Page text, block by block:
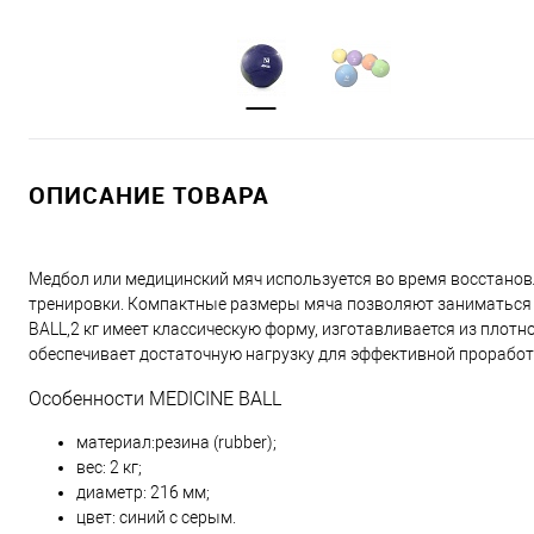
ОПИСАНИЕ ТОВАРА
Медбол или медицинский мяч используется во время
тренировки. Компактные размеры мяча позволяют заниматься
BALL,2 кг имеет классическую форму, изготавливается из
обеспечивает достаточную нагрузку для эффективной
Особенности MEDICINE BALL
материал:резина (rubber);
вес: 2 кг;
диаметр: 216 мм;
цвет: синий с серым.